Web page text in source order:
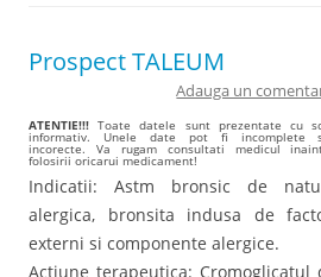
Prospect TALEUM
Adauga un
ATENTIE!!! Toate datele sunt prezentate cu
informativ. Unele date pot fi incomplete
incorecte. Va rugam consultati medicul
folosirii oricarui medicament!
Indicatii: Astm bronsic de
alergica, bronsita indusa de
externi si componente alergice.
Actiune terapeutica: Cromoglicatul